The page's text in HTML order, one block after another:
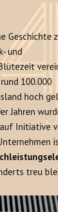
Geschichte
und
100.000
hoch
Jahren
auf Initiative
treu